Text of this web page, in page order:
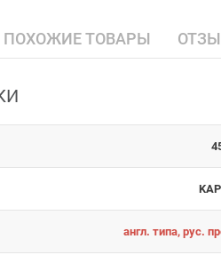
ПОХОЖИЕ ТОВАРЫ
англ. типа, рус.